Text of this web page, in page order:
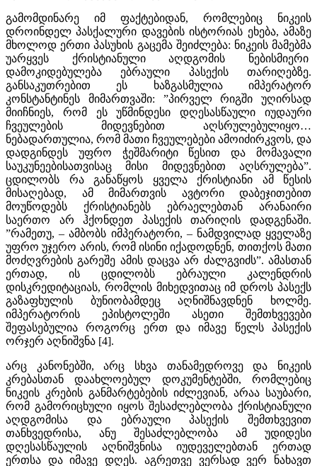
გამომდინარე იმ ფაქტებიდან, რომლებიც ნიკეის
დროინდელ პასქალური დავების ისტორიას ეხება, ამაზე
მხოლოდ ერთი პასუხის გაცემა შეიძლება: ნიკეის მამებმა
უარყვეს ქრისტიანული აღდგომის ნებისმიერი
დამოკიდებულება ებრაული პასექის თარიღებზე.
განსაკუთრებით ეს ხაზგასმულია იმპერატორ
კონსტანტინეს მიმართვაში: ”პირველ რიგში უღირსად
მიიჩნიეს, რომ ეს უწმინდესი დღესასწაული იუდაური
ჩვეულების მიდევნებით აღსრულებულიყო…
ნებადართულია, რომ მათი ჩვეულებები ამოიძირკვოს, და
დადგინდეს უფრო ჭეშმარიტი წესით და მომავალი
საუკუნეებისათვისაც მისი მიდევნებით აღსრულება”.
ცდილობს რა განაწყოს ყველა ქრისტიანი ამ წესის
მისაღებად, ამ მიმართვის ავტორი დაბეჯითებით
მოუწოდებს ქრისტიანებს ებრაელებთან არანაირი
საერთო არ ჰქონდეთ პასექის თარიღის დადგენაში.
”რამეთუ, – ამბობს იმპერატორი, – ნამდვილად ყველაზე
უფრო უჯერო არის, რომ ისინი იქადოდნენ, თითქოს მათი
მოძღვრების გარეშე ამის დაცვა არ ძალგვიძს”. ამასთან
ერთად, ის ცდილობს ებრაული კალენდრის
დისკრედიტაციას, რომლის მიხედვითაც იმ დროს პასექს
გაზაფხულის ბუნიობამდეც აღნიშნავდნენ ხოლმე.
იმპერატორის ეპისტოლეში ასეთი შემთხვევები
შეფასებულია როგორც ერთ და იმავე წელს პასექის
ორჯერ აღნიშვნა [4].
არც კანონებში, არც სხვა თანამედროვე და ნიკეის
კრებასთან დაახლოებულ დოკუმენტებში, რომლებიც
ნიკეის კრების განმარტებების იძლევიან, არაა საუბარი,
რომ გამორიცხული იყოს შესაძლებლობა ქრისტიანული
აღდგომისა და ებრაული პასექის შემთხვევით
თანხვედრისა, ანუ შესაძლებლობა ამ უდიდესი
დღესასწაულის აღნიშვნისა იუდეველებთან ერთად
ერთსა და იმავე დღეს. აგრეთვე ვერსად ვერ ნახავთ